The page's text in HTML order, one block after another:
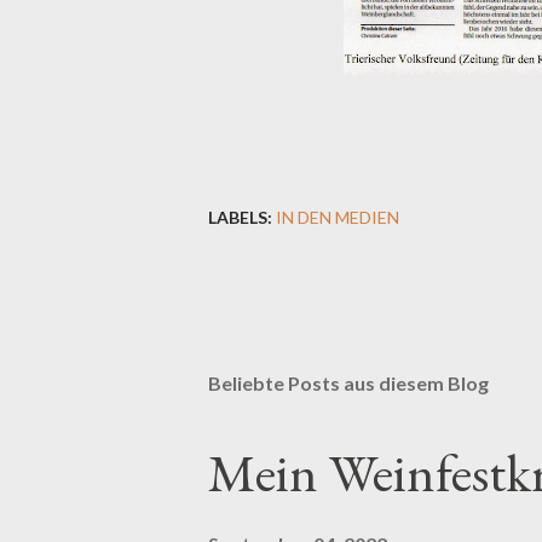
LABELS: IN DEN MEDIEN
Beliebte Posts aus diesem Blog
Mein